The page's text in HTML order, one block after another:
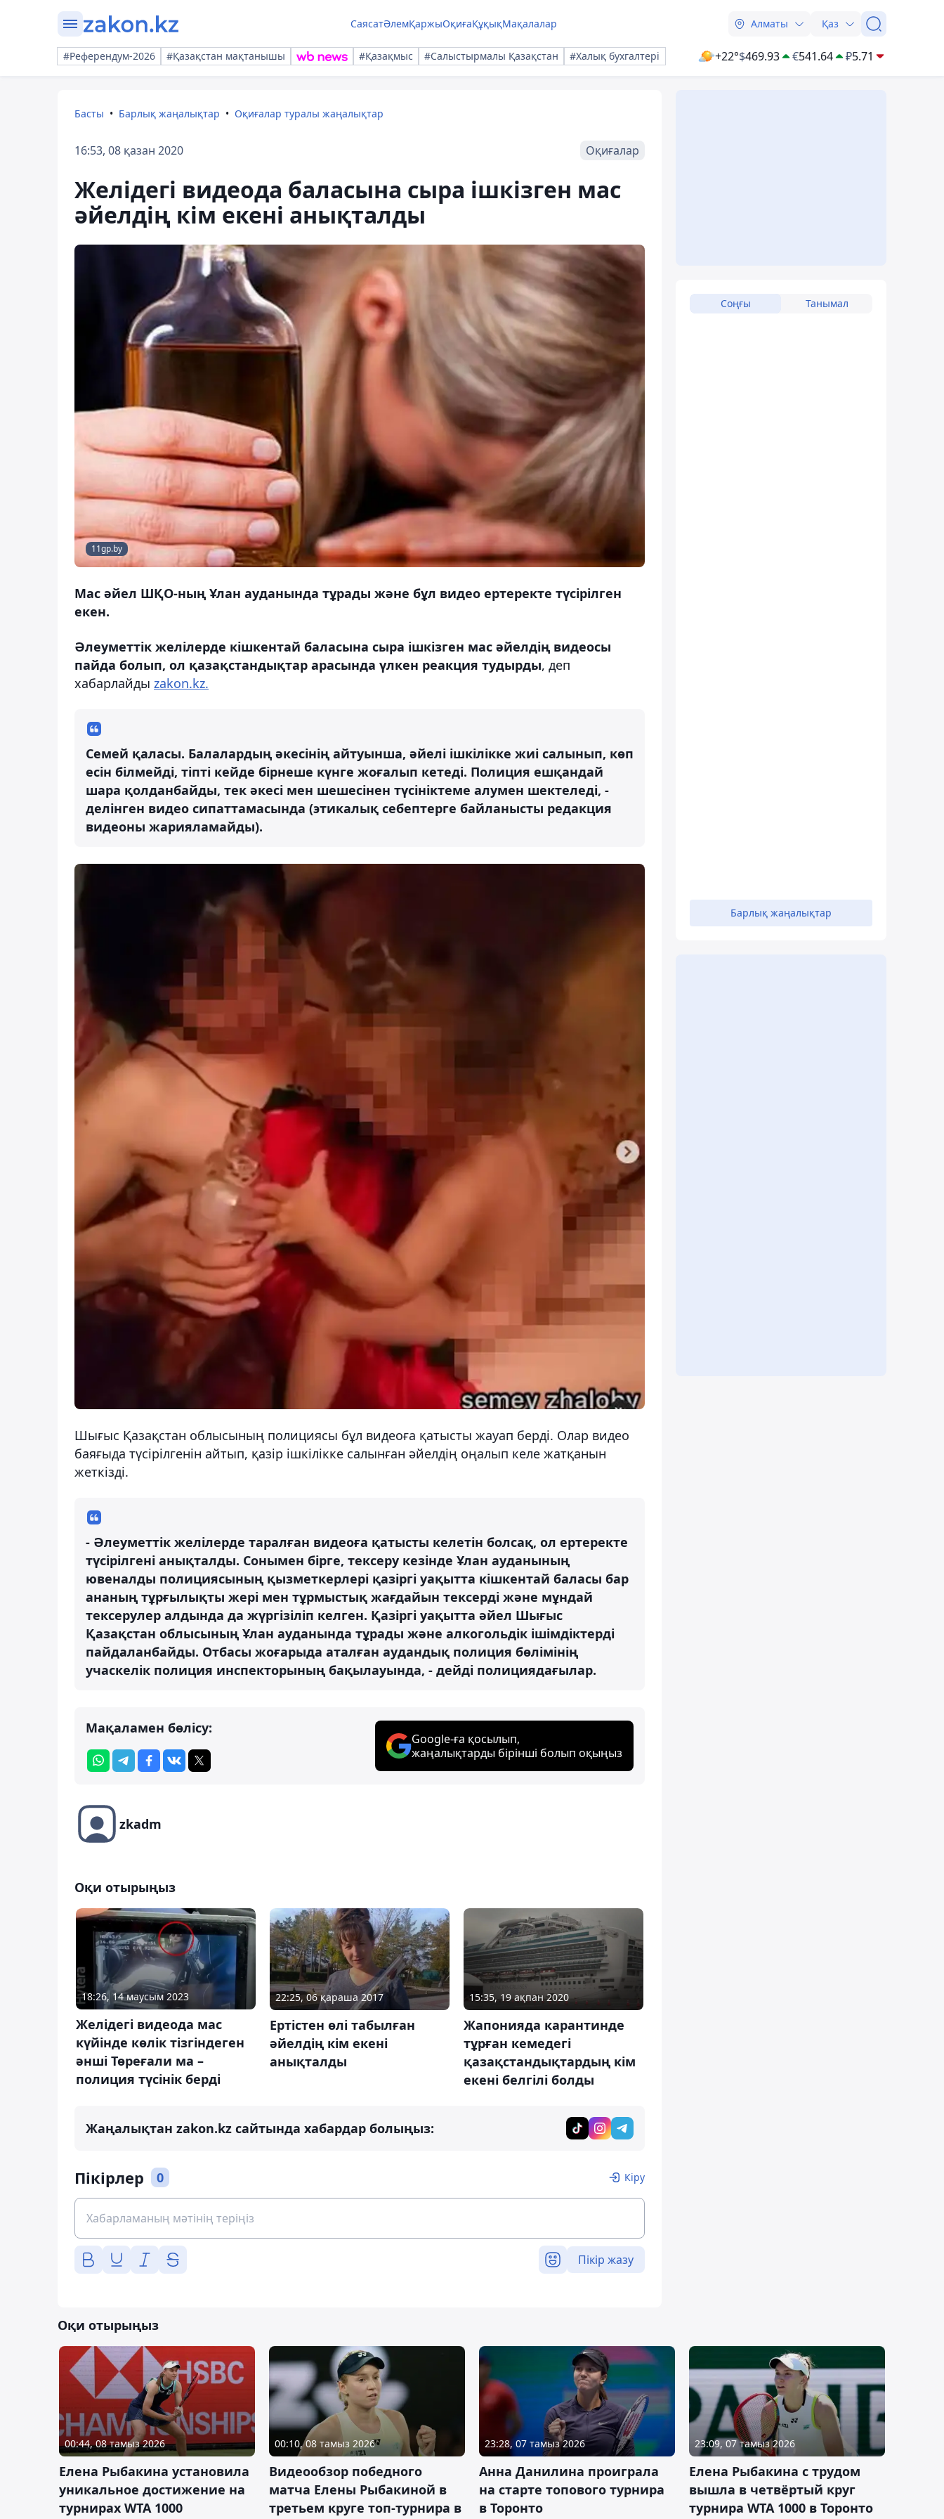
СаясатӘлемҚаржыОқиғаҚұқықМақалалар Алматы Қаз
#Референдум-2026 #Қазақстан мақтанышы #Қазақмыс #Салыстырмалы Қазақстан #Халық бухгалтері +22°$469.93 €541.64 ₽5.71
Басты Барлық жаңалықтар Оқиғалар туралы жаңалықтар
16:53, 08 қазан 2020 Оқиғалар
Желідегі видеода баласына сыра ішкізген мас
әйелдің кім екені анықталды
11gp.by
Мас әйел ШҚО-ның Ұлан ауданында тұрады және бұл видео ертеректе түсірілген
екен.
Әлеуметтік желілерде кішкентай баласына сыра ішкізген мас әйелдің видеосы
пайда болып, ол қазақстандықтар арасында үлкен реакция тудырды, деп
хабарлайды zakon.kz.
Семей қаласы. Балалардың әкесінің айтуынша, әйелі ішкілікке жиі салынып, көп
есін білмейді, тіпті кейде бірнеше күнге жоғалып кетеді. Полиция ешқандай
шара қолданбайды, тек әкесі мен шешесінен түсініктеме алумен шектеледі, -
делінген видео сипаттамасында (этикалық себептерге байланысты редакция
видеоны жарияламайды).
Шығыс Қазақстан облысының полициясы бұл видеоға қатысты жауап берді. Олар видео
баяғыда түсірілгенін айтып, қазір ішкілікке салынған әйелдің оңалып келе жатқанын
жеткізді.
- Әлеуметтік желілерде таралған видеоға қатысты келетін болсақ, ол ертеректе
түсірілгені анықталды. Сонымен бірге, тексеру кезінде Ұлан ауданының
ювеналды полициясының қызметкерлері қазіргі уақытта кішкентай баласы бар
ананың тұрғылықты жері мен тұрмыстық жағдайын тексерді және мұндай
тексерулер алдында да жүргізіліп келген. Қазіргі уақытта әйел Шығыс
Қазақстан облысының Ұлан ауданында тұрады және алкогольдік ішімдіктерді
пайдаланбайды. Отбасы жоғарыда аталған аудандық полиция бөлімінің
учаскелік полиция инспекторының бақылауында, - дейді полициядағылар.
Мақаламен бөлісу:
Google-ға қосылып,
жаңалықтарды бірінші болып оқыңыз
zkadm
Оқи отырыңыз
18:26, 14 маусым 2023
Желідегі видеода мас
күйінде көлік тізгіндеген
әнші Төреғали ма –
полиция түсінік берді
22:25, 06 қараша 2017
Ертістен өлі табылған
әйелдің кім екені
анықталды
15:35, 19 ақпан 2020
Жапонияда карантинде
тұрған кемедегі
қазақстандықтардың кім
екені белгілі болды
Жаңалықтан zakon.kz сайтында хабардар болыңыз:
Пікірлер 0 Кіру
Пікір жазу
Соңғы Танымал
Барлық жаңалықтар
Оқи отырыңыз
00:44, 08 тамыз 2026
Елена Рыбакина установила
уникальное достижение на
турнирах WTA 1000
00:10, 08 тамыз 2026
Видеообзор победного
матча Елены Рыбакиной в
третьем круге топ-турнира в
23:28, 07 тамыз 2026
Анна Данилина проиграла
на старте топового турнира
в Торонто
23:09, 07 тамыз 2026
Елена Рыбакина с трудом
вышла в четвёртый круг
турнира WTA 1000 в Торонто